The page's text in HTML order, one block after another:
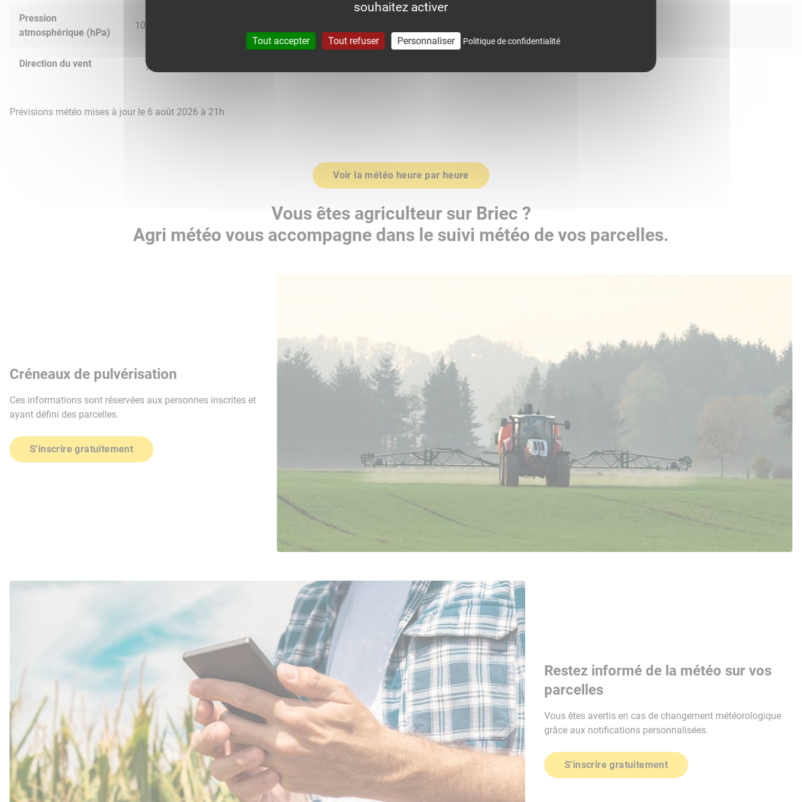
Pression
atmosphérique (hPa)
1025.0
Direction du vent
Prévisions météo mises à jour le 6 août 2026 à 21h
Voir la météo heure par heure
Vous êtes agriculteur sur Briec ?
Agri météo vous accompagne dans le suivi météo de vos parcelles.
Créneaux de pulvérisation
Ces informations sont réservées aux personnes inscrites et
ayant défini des parcelles.
S'inscrire gratuitement
Restez informé de la météo sur vos
parcelles
Vous êtes avertis en cas de changement météorologique
grâce aux notifications personnalisées.
S'inscrire gratuitement
souhaitez activer
Tout accepter Tout refuser Personnaliser Politique de confidentialité